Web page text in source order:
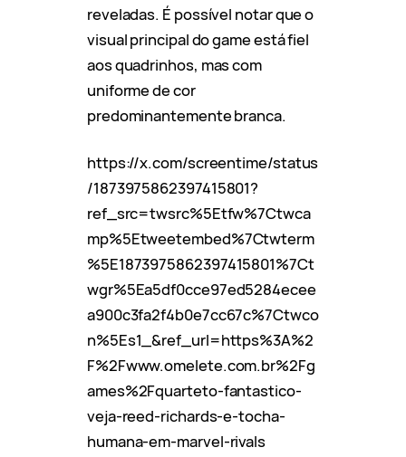
reveladas. É possível notar que o
visual principal do game está fiel
aos quadrinhos, mas com
uniforme de cor
predominantemente branca.
https://x.com/screentime/status
/1873975862397415801?
ref_src=twsrc%5Etfw%7Ctwca
mp%5Etweetembed%7Ctwterm
%5E1873975862397415801%7Ct
wgr%5Ea5df0cce97ed5284ecee
a900c3fa2f4b0e7cc67c%7Ctwco
n%5Es1_&ref_url=https%3A%2
F%2Fwww.omelete.com.br%2Fg
ames%2Fquarteto-fantastico-
veja-reed-richards-e-tocha-
humana-em-marvel-rivals